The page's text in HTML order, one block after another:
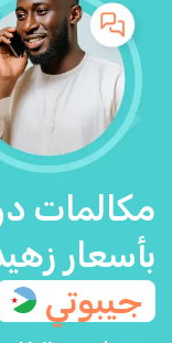
مكالمات
بأسعار
جيبوتي